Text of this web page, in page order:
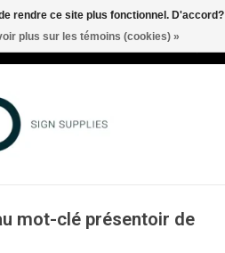
mot-clé présentoir de
rendre ce site plus fonctionnel. D'accord?
plus sur les témoins (cookies) »